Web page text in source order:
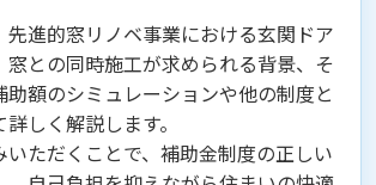
先進的窓リノベ事業における玄関ドア
窓との同時施工が求められる背景、そ
助額のシミュレーションや他の制度と
しく解説します。
ただくことで、補助金制度の正しい